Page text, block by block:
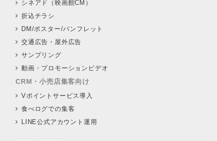
シネアド（映画館CM）
折込チラシ
DM/ポスター/パンフレット
交通広告・屋外広告
サンプリング
動画・プロモーションビデオ
CRM・小売店集客向け
Vポイントサービス導入
食べログでの集客
LINE公式アカウント運用